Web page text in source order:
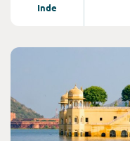
Inde
Consultez l'offre de